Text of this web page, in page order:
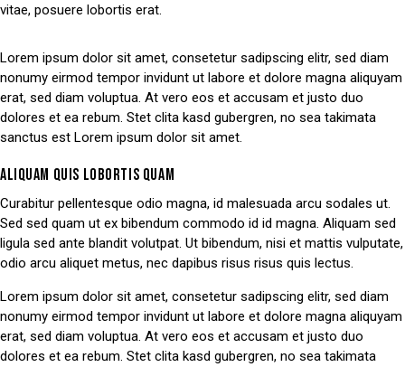
vitae, posuere lobortis erat.
Lorem ipsum dolor sit amet, consetetur sadipscing elitr, sed diam
nonumy eirmod tempor invidunt ut labore et dolore magna aliquyam
erat, sed diam voluptua. At vero eos et accusam et justo duo
dolores et ea rebum. Stet clita kasd gubergren, no sea takimata
sanctus est Lorem ipsum dolor sit amet.
ALIQUAM QUIS LOBORTIS QUAM
Curabitur pellentesque odio magna, id malesuada arcu sodales ut.
Sed sed quam ut ex bibendum commodo id id magna. Aliquam sed
ligula sed ante blandit volutpat. Ut bibendum, nisi et mattis vulputate,
odio arcu aliquet metus, nec dapibus risus risus quis lectus.
Lorem ipsum dolor sit amet, consetetur sadipscing elitr, sed diam
nonumy eirmod tempor invidunt ut labore et dolore magna aliquyam
erat, sed diam voluptua. At vero eos et accusam et justo duo
dolores et ea rebum. Stet clita kasd gubergren, no sea takimata